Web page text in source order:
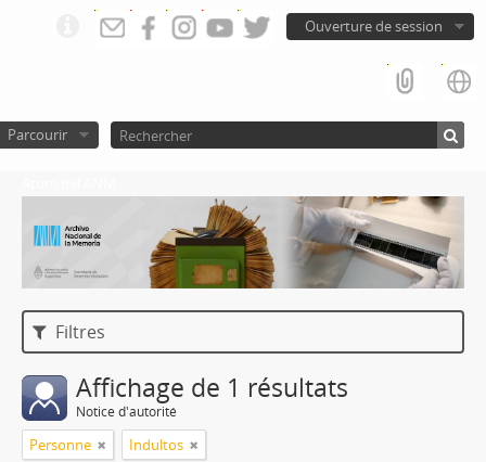
Ouverture de session
Parcourir
Filtres
Affichage de 1 résultats
Notice d'autorité
Personne Indultos